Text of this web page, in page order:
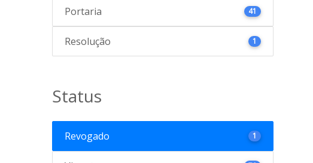
Portaria 41
Resolução 1
Status
Revogado 1